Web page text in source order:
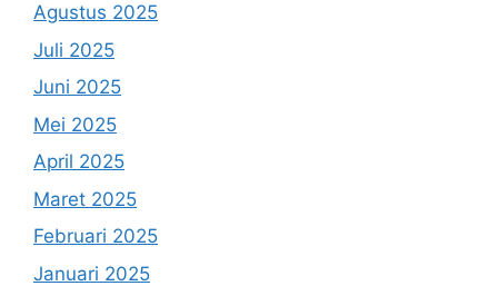
Agustus 2025
Juli 2025
Juni 2025
Mei 2025
April 2025
Maret 2025
Februari 2025
Januari 2025